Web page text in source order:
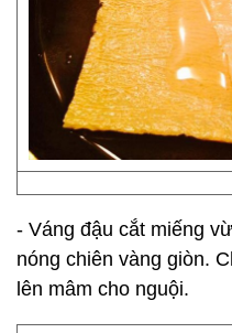
- Váng đậu cắt miếng
nóng chiên vàng giòn.
lên mâm cho nguội.